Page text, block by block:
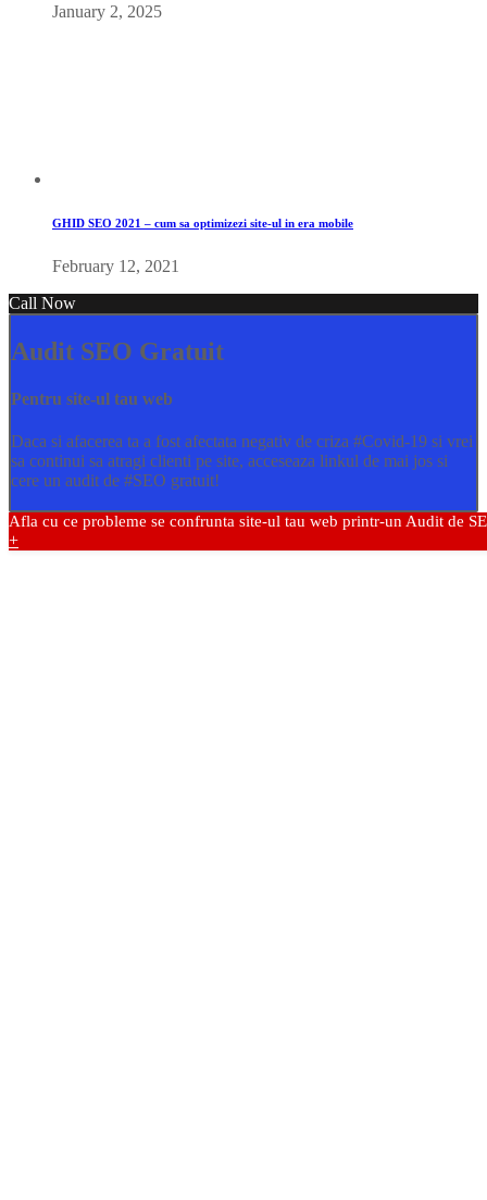
January 2, 2025
GHID SEO 2021 – cum sa optimizezi site-ul in era mobile
February 12, 2021
Call Now
Audit SEO Gratuit
Pentru site-ul tau web
Daca si afacerea ta a fost afectata negativ de criza #Covid-19 si vrei
sa continui sa atragi clienti pe site, acceseaza linkul de mai jos si
cere un audit de #SEO gratuit!
Afla cu ce probleme se confrunta site-ul tau web printr-un Audit de
+